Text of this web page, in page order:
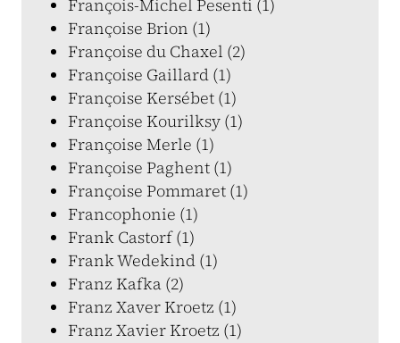
François-Michel Pesenti (1)
Françoise Brion (1)
Françoise du Chaxel (2)
Françoise Gaillard (1)
Françoise Kersébet (1)
Françoise Kourilksy (1)
Françoise Merle (1)
Françoise Paghent (1)
Françoise Pommaret (1)
Francophonie (1)
Frank Castorf (1)
Frank Wedekind (1)
Franz Kafka (2)
Franz Xaver Kroetz (1)
Franz Xavier Kroetz (1)